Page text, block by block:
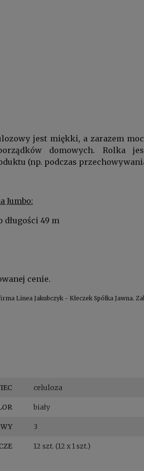
jest miękki, a zarazem
domowych. Rolka
(np. podczas
Jumbo:
49 m
cenie.
Linea Jakubczyk - Kłeczek Spółka
celuloza
biały
3
12 szt. (12 x 1 szt.)